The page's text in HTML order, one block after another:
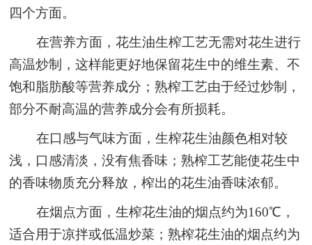
四个方面。
在营养方面，花生油生榨工艺无需对花生进行
高温炒制，这样能更好地保留花生中的维生素、不
饱和脂肪酸等营养成分；熟榨工艺由于经过炒制，
部分不耐高温的营养成分会有所损耗。
在口感与气味方面，生榨花生油颜色相对较
浅，口感清淡，没有焦香味；熟榨工艺能使花生中
的香味物质充分释放，榨出的花生油香味浓郁。
在烟点方面，生榨花生油的烟点约为160℃，
适合用于凉拌或低温炒菜；熟榨花生油的烟点约为